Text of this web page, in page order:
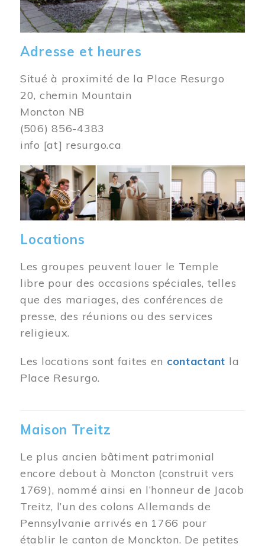
Adresse et heures
Situé à proximité de la Place Resurgo
20, chemin Mountain
Moncton NB
(506) 856-4383
info [at] resurgo.ca
Image
Locations
Les groupes peuvent louer le Temple
libre pour des occasions spéciales, telles
que des mariages, des conférences de
presse, des réunions ou des services
religieux.
Les locations sont faites en contactant la
Place Resurgo.
Maison Treitz
Le plus ancien bâtiment patrimonial
encore debout à Moncton (construit vers
1769), nommé ainsi en l’honneur de Jacob
Treitz, l’un des colons Allemands de
Pennsylvanie arrivés en 1766 pour
établir le canton de Monckton. De petites